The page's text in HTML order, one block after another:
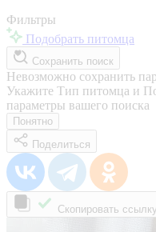
Фильтры
Подобрать питомца
Сохранить поиск
Невозможно сохранить
Укажите Тип питомца и
параметры вашего поиска
Понятно
Поделиться
Скопировать ссылку